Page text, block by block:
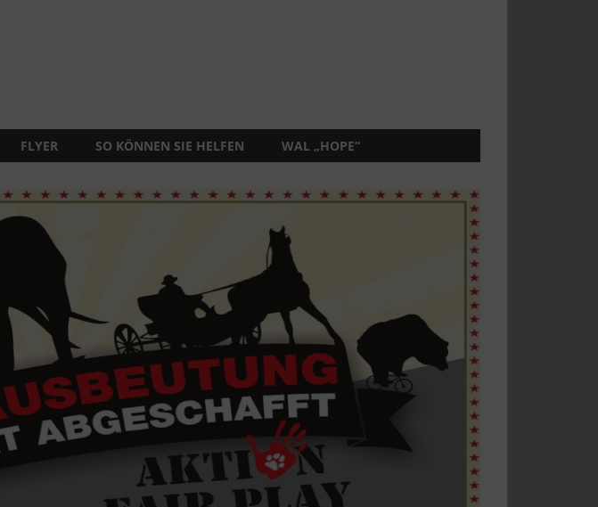
FLYER SO KÖNNEN SIE HELFEN WAL „HOPE“